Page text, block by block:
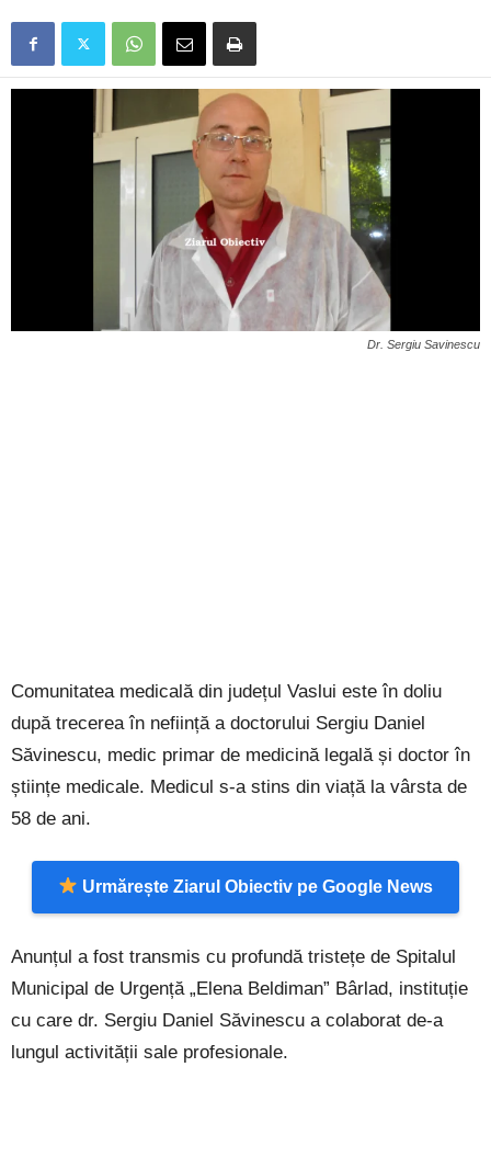
Dr. Sergiu Savinescu
Comunitatea medicală din județul Vaslui este în doliu
după trecerea în neființă a doctorului Sergiu Daniel
Săvinescu, medic primar de medicină legală și doctor în
științe medicale. Medicul s-a stins din viață la vârsta de
58 de ani.
Urmărește Ziarul Obiectiv pe Google News
Anunțul a fost transmis cu profundă tristețe de Spitalul
Municipal de Urgență „Elena Beldiman” Bârlad, instituție
cu care dr. Sergiu Daniel Săvinescu a colaborat de-a
lungul activității sale profesionale.